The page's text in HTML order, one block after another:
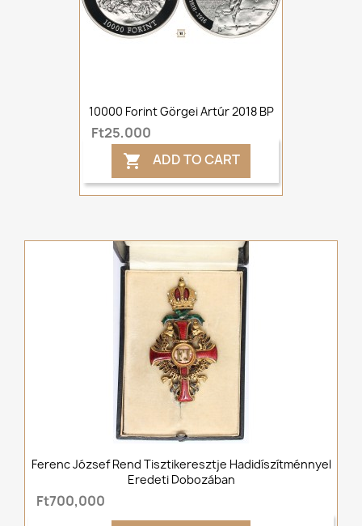
10000 Forint Görgei Artúr 2018 BP
Ft25,000
 ADD TO CART
Ferenc József Rend Tisztikeresztje Hadidíszítménnyel
Eredeti Dobozában
Ft700,000